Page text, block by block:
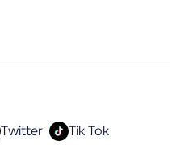
Twitter
Tik Tok